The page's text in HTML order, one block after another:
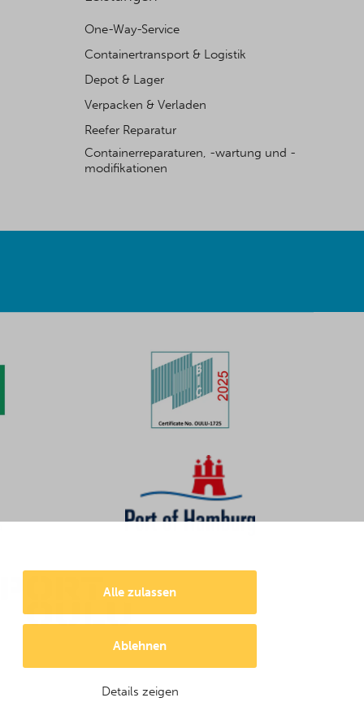
Alle zulassen
Ablehnen
Details zeigen
One-Way-Service
Containertransport & Logistik
Depot & Lager
Verpacken & Verladen
Reefer Reparatur
Containerreparaturen, -wartung und -
modifikationen